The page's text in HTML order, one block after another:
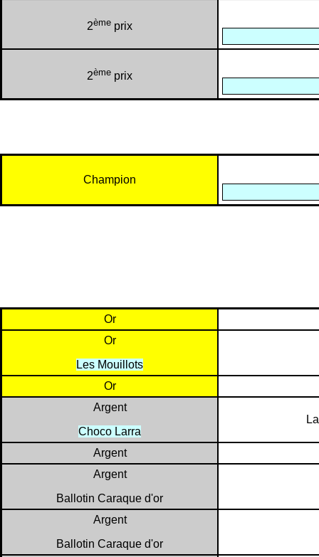
2ème prix
2ème prix
Champion
Or
Or
Les Mouillots
Or
Argent
Choco Larra
Argent
Argent
Ballotin Caraque d'or
Argent
Ballotin Caraque d'or